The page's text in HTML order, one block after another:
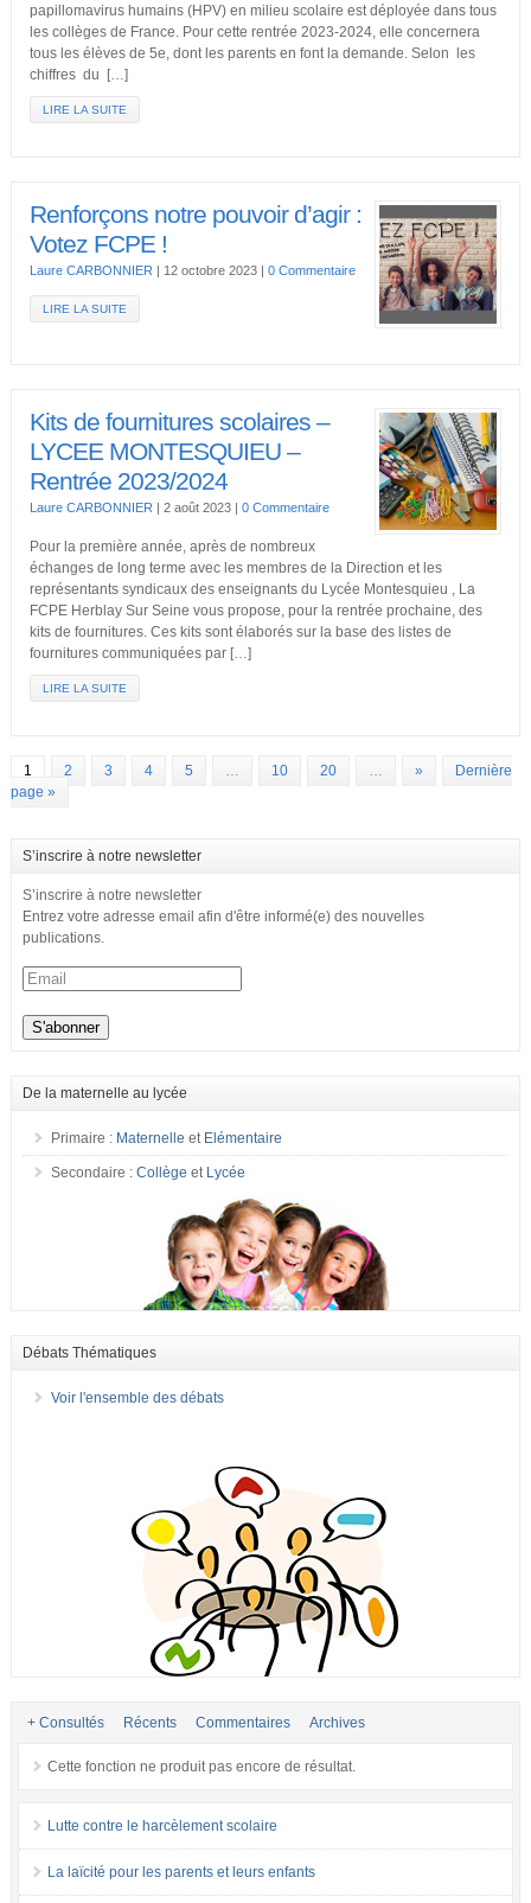
papillomavirus humains (HPV) en milieu scolaire est déployée dans tous
les collèges de France. Pour cette rentrée 2023-2024, elle concernera
tous les élèves de 5e, dont les parents en font la demande. Selon les
chiffres du […]
LIRE LA SUITE
Renforçons notre pouvoir d’agir :
Votez FCPE !
Laure CARBONNIER 12 octobre 2023 0 Commentaire
LIRE LA SUITE
Kits de fournitures scolaires –
LYCEE MONTESQUIEU –
Rentrée 2023/2024
Laure CARBONNIER | 2 août 2023 | 0 Commentaire
Pour la première année, après de nombreux
échanges de long terme avec les membres de la Direction et les
représentants syndicaux des enseignants du Lycée Montesquieu , La
FCPE Herblay Sur Seine vous propose, pour la rentrée prochaine, des
kits de fournitures. Ces kits sont élaborés sur la base des listes de
fournitures communiquées par […]
LIRE LA SUITE
1 2 3 4 5 10 20 »
Dernière
page »
S’inscrire à notre newsletter
S’inscrire à notre newsletter
Entrez votre adresse email afin d'être informé(e) des nouvelles
publications.
De la maternelle au lycée
Primaire : Maternelle et Elémentaire
Secondaire : Collège et Lycée
Débats Thématiques
Voir l'ensemble des débats
+ Consultés Récents Commentaires Archives
Cette fonction ne produit pas encore de résultat.
Lutte contre le harcèlement scolaire
La laïcité pour les parents et leurs enfants